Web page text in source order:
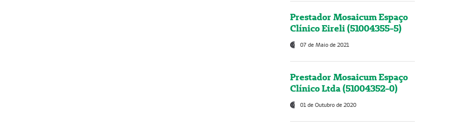
Prestador Mosaicum Espaço
Clínico Eireli (51004355-5)
07 de Maio de 2021
Prestador Mosaicum Espaço
Clínico Ltda (51004352-0)
01 de Outubro de 2020